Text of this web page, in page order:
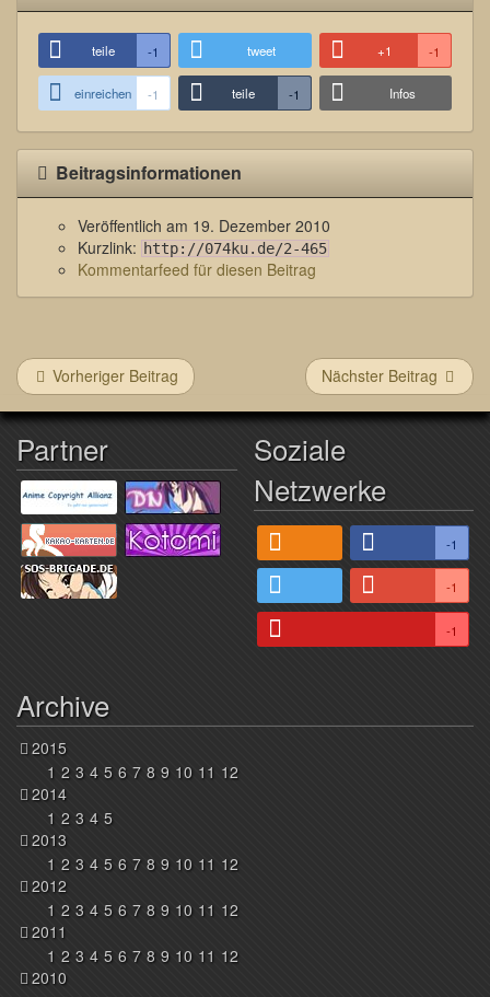
teile -1 tweet +1 -1
einreichen -1 teile -1 Infos
Beitragsinformationen
Veröffentlich am 19. Dezember 2010
Kurzlink: http://074ku.de/2-465
Kommentarfeed für diesen Beitrag
Vorheriger Beitrag Nächster Beitrag
Partner
Soziale
Netzwerke
-1
-1
-1
Archive
2015
1 2 3 4 5 6 7 8 9 10 11 12
2014
1 2 3 4 5
2013
1 2 3 4 5 6 7 8 9 10 11 12
2012
1 2 3 4 5 6 7 8 9 10 11 12
2011
1 2 3 4 5 6 7 8 9 10 11 12
2010